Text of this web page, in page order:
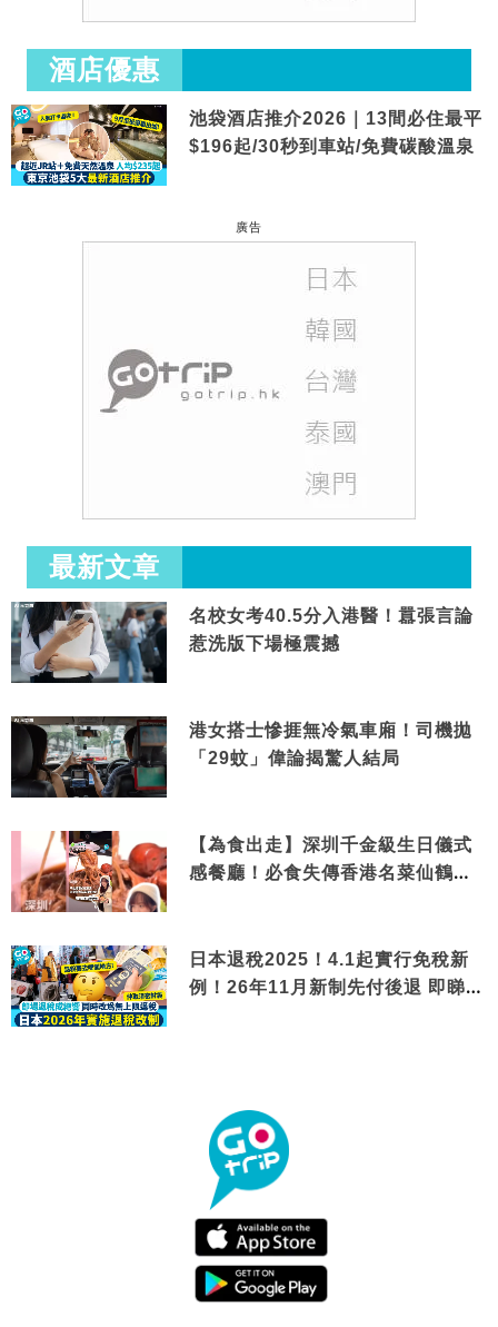
酒店優惠
池袋酒店推介2026｜13間必住最平
$196起/30秒到車站/免費碳酸溫泉
廣告
最新文章
名校女考40.5分入港醫！囂張言論
惹洗版下場極震撼
港女搭士慘捱無冷氣車廂！司機拋
「29蚊」偉論揭驚人結局
【為食出走】深圳千金級生日儀式
感餐廳！必食失傳香港名菜仙鶴神
日本退稅2025！4.1起實行免稅新
例！26年11月新制先付後退 即睇步